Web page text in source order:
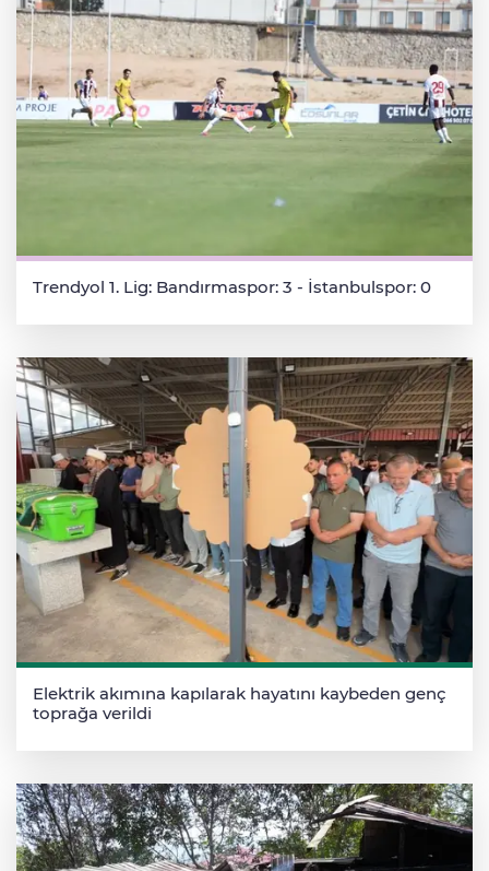
Trendyol 1. Lig: Bandırmaspor: 3 - İstanbulspor: 0
Elektrik akımına kapılarak hayatını kaybeden genç
toprağa verildi